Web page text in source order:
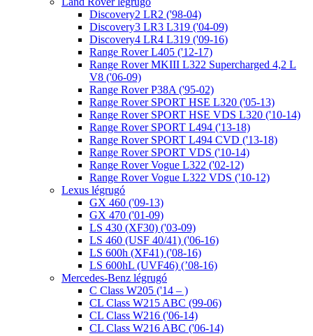
Discovery2 LR2 ('98-04)
Discovery3 LR3 L319 ('04-09)
Discovery4 LR4 L319 ('09-16)
Range Rover L405 ('12-17)
Range Rover MKIII L322 Supercharged 4,2 L
V8 ('06-09)
Range Rover P38A ('95-02)
Range Rover SPORT HSE L320 ('05-13)
Range Rover SPORT HSE VDS L320 ('10-14)
Range Rover SPORT L494 ('13-18)
Range Rover SPORT L494 CVD ('13-18)
Range Rover SPORT VDS ('10-14)
Range Rover Vogue L322 ('02-12)
Range Rover Vogue L322 VDS ('10-12)
Lexus légrugó
GX 460 ('09-13)
GX 470 ('01-09)
LS 430 (XF30) ('03-09)
LS 460 (USF 40/41) ('06-16)
LS 600h (XF41) ('08-16)
LS 600hL (UVF46) (’08-16)
Mercedes-Benz légrugó
C Class W205 ('14 – )
CL Class W215 ABC (99-06)
CL Class W216 ('06-14)
CL Class W216 ABC ('06-14)